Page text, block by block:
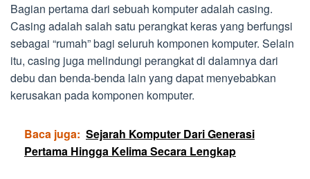
Bagian pertama dari sebuah komputer adalah casing.
Casing adalah salah satu perangkat keras yang berfungsi
sebagai “rumah” bagi seluruh komponen komputer. Selain
itu, casing juga melindungi perangkat di dalamnya dari
debu dan benda-benda lain yang dapat menyebabkan
kerusakan pada komponen komputer.
Baca juga: Sejarah Komputer Dari Generasi
Pertama Hingga Kelima Secara Lengkap